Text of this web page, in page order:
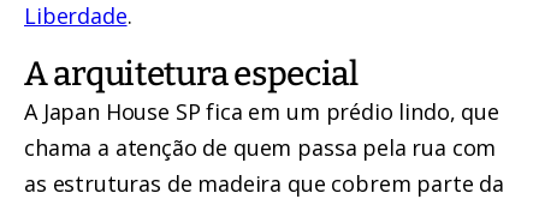
Liberdade.
A arquitetura especial
A Japan House SP fica em um prédio lindo, que
chama a atenção de quem passa pela rua com
as estruturas de madeira que cobrem parte da